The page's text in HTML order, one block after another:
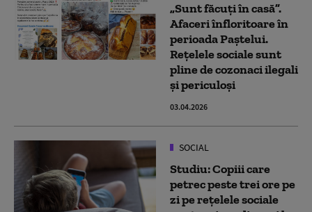
„Sunt făcuți în casă”.
Afaceri înfloritoare în
perioada Paștelui.
Rețelele sociale sunt
pline de cozonaci ilegali
și periculoși
03.04.2026
SOCIAL
Studiu: Copiii care
petrec peste trei ore pe
zi pe rețelele sociale